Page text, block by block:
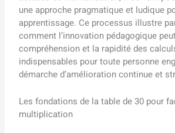
une approche pragmatique et ludique
apprentissage. Ce processus illustre
comment l’innovation pédagogique
compréhension et la rapidité des
indispensables pour toute personne
démarche d’amélioration continue et
Les fondations de la table de 30 pour
multiplication